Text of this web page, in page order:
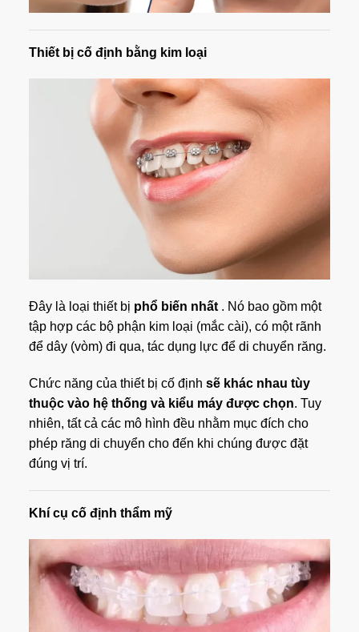
Thiết bị cố định bằng kim loại
Đây là loại thiết bị phổ biến nhất. Nó bao gồm một
tập hợp các bộ phận kim loại (mắc cài), có một rãnh
để dây (vòm) đi qua, tác dụng lực để di chuyển răng.
Chức năng của thiết bị cố định sẽ khác nhau tùy
thuộc vào hệ thống và kiểu máy được chọn. Tuy
nhiên, tất cả các mô hình đều nhằm mục đích cho
phép răng di chuyển cho đến khi chúng được đặt
đúng vị trí.
Khí cụ cố định thẩm mỹ